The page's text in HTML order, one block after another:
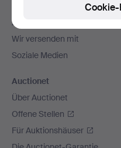
Zahlungsweisen
Wir versenden mit
Soziale Medien
Auctionet
Über Auctionet
Offene Stellen
Für Auktionshäuser